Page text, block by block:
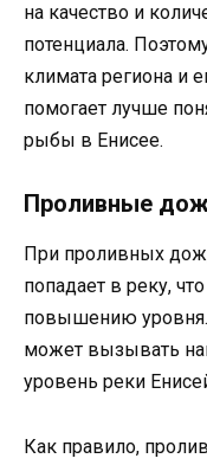
на качество и
потенциала.
климата региона и
помогает лучше
рыбы в Енисее.
Проливные
При проливных
попадает в реку,
повышению
может вызывать
уровень реки
Как правило,